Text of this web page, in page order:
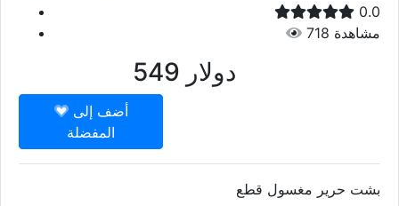
0.0
718 مشاهدة
549 دولار
أضف إلى
المفضلة
بشت حرير مغسول قطع